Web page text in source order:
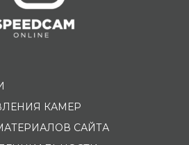
КАМЕР
САЙТА